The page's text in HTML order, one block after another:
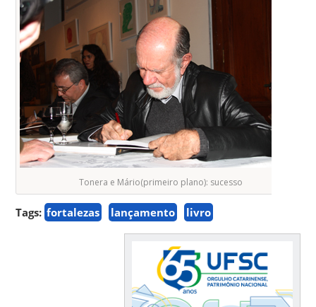
Tonera e Mário(primeiro plano): sucesso
Tags: fortalezas lançamento livro